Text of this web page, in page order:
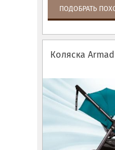
ПОДОБРАТЬ
Коляска